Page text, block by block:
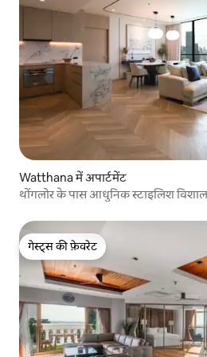
Watthana में अपार्टमेंट
थोंगलोर के पास आधुनिक स्टाइलिश
गेस्ट्स की फ़ेवरेट
गेस्ट्स की फ़ेवरेट